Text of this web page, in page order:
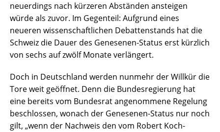
neuerdings nach kürzeren Abständen ansteigen
würde als zuvor. Im Gegenteil: Aufgrund eines
neueren wissenschaftlichen Debattenstands hat die
Schweiz die Dauer des Genesenen-Status erst kürzlich
von sechs auf zwölf Monate verlängert.
Doch in Deutschland werden nunmehr der Willkür die
Tore weit geöffnet. Denn die Bundesregierung hat
eine bereits vom Bundesrat angenommene Regelung
beschlossen, wonach der Genesenen-Status nur noch
gilt, „wenn der Nachweis den vom Robert Koch-